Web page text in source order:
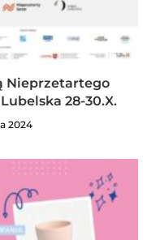
Nieprzetartego
28-30.X.
2024